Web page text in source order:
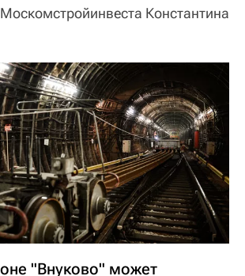
Константина
"Внуково" может